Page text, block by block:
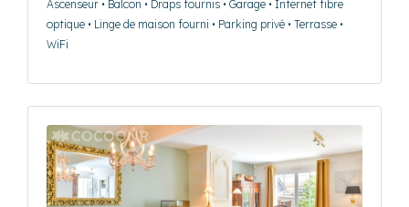
Ascenseur • Balcon • Draps fournis • Garage • Internet fibre
optique • Linge de maison fourni • Parking privé • Terrasse •
WiFi